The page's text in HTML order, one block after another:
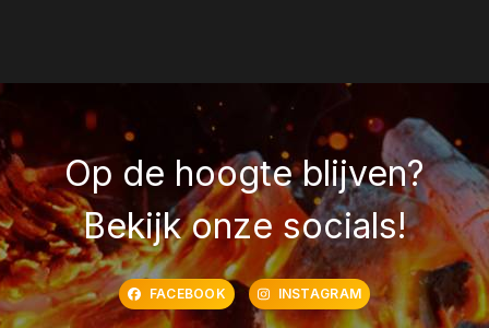
Op de hoogte blijven?
Bekijk onze socials!
FACEBOOK INSTAGRAM